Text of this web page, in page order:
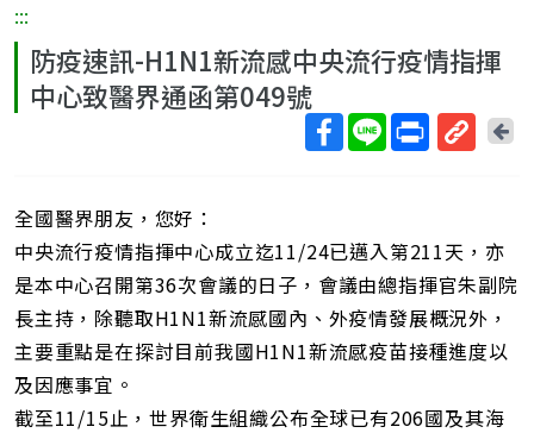
:::
防疫速訊-H1N1新流感中央流行疫情指揮
中心致醫界通函第049號
網
址
回
全國醫界朋友，您好：
中央流行疫情指揮中心成立迄11/24已邁入第211天，亦
是本中心召開第36次會議的日子，會議由總指揮官朱副院
長主持，除聽取H1N1新流感國內、外疫情發展概況外，
主要重點是在探討目前我國H1N1新流感疫苗接種進度以
及因應事宜。
截至11/15止，世界衛生組織公布全球已有206國及其海